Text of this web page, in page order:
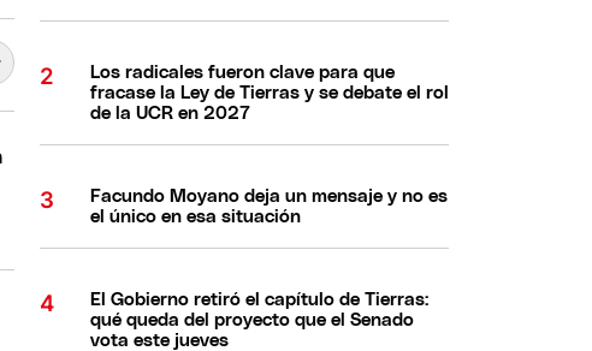
Los radicales fueron clave para que
fracase la Ley de Tierras y se debate el rol
de la UCR en 2027
Facundo Moyano deja un mensaje y no es
el único en esa situación
El Gobierno retiró el capítulo de Tierras:
qué queda del proyecto que el Senado
vota este jueves